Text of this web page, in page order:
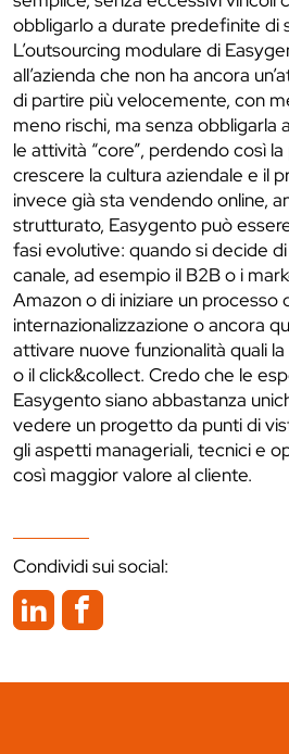
obbligarlo a durate predefinite di
L’outsourcing modulare di
all’azienda che non ha ancora
di partire più velocemente, con
meno rischi, ma senza obbligarla
le attività “core”, perdendo così
crescere la cultura aziendale e il
invece già sta vendendo online,
strutturato, Easygento può
fasi evolutive: quando si decide
canale, ad esempio il B2B o i
Amazon o di iniziare un processo
internazionalizzazione o ancora
attivare nuove funzionalità quali
o il click&collect. Credo che le
Easygento siano abbastanza
vedere un progetto da punti di
gli aspetti manageriali, tecnici e
così maggior valore al cliente.
Condividi sui social: